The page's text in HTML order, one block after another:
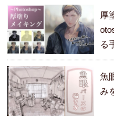
厚
る
ま
魚
み